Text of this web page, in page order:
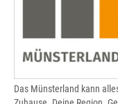
Das Münsterland kann